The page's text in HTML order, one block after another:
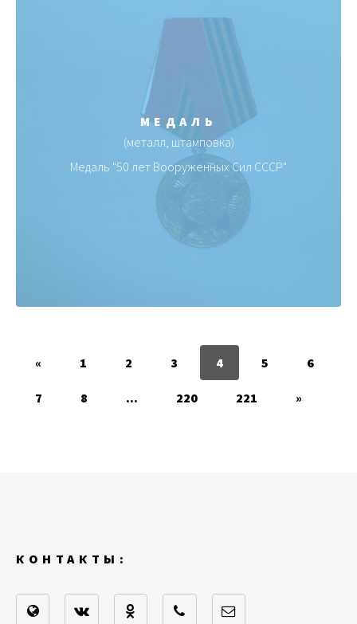
МЕДАЛЬ
(металл, штамповка)
Медаль "50 лет Вооруженных Сил СССР"
« 1 2 3 4 5 6
7 8 ... 220 221 »
КОНТАКТЫ: